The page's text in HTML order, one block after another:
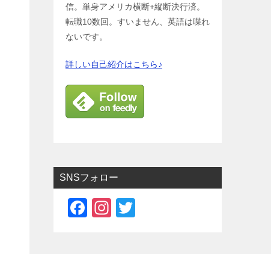
信。単身アメリカ横断+縦断決行済。
転職10数回。すいません、英語は喋れ
ないです。
詳しい自己紹介はこちら♪
SNSフォロー
F
In